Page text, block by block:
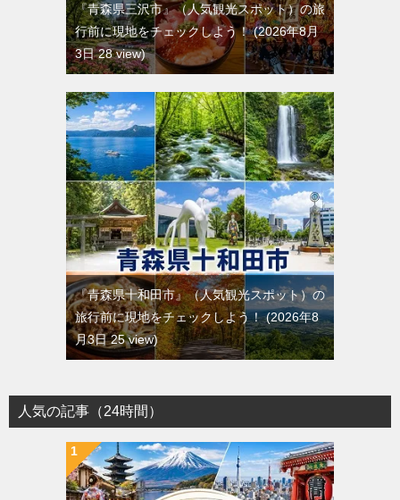
『青森県三沢市』（人気観光スポット）の旅
行前に現地をチェックしよう！ 2026年8月
3日 28 view
『青森県十和田市』（人気観光スポット）の
旅行前に現地をチェックしよう！ 2026年8
月3日 25 view
人気の記事（24時間）